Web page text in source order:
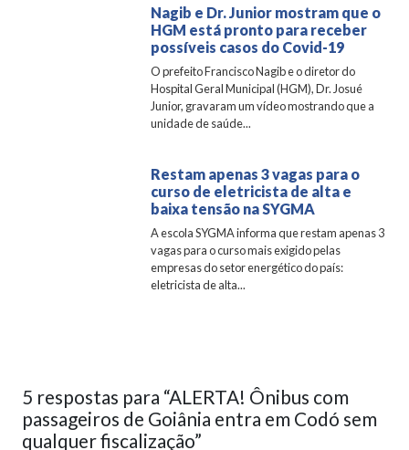
Nagib e Dr. Junior mostram que o
HGM está pronto para receber
possíveis casos do Covid-19
O prefeito Francisco Nagib e o diretor do
Hospital Geral Municipal (HGM), Dr. Josué
Junior, gravaram um vídeo mostrando que a
unidade de saúde...
Restam apenas 3 vagas para o
curso de eletricista de alta e
baixa tensão na SYGMA
A escola SYGMA informa que restam apenas 3
vagas para o curso mais exigido pelas
empresas do setor energético do país:
eletricista de alta...
5 respostas para “ALERTA! Ônibus com
passageiros de Goiânia entra em Codó sem
qualquer fiscalização”